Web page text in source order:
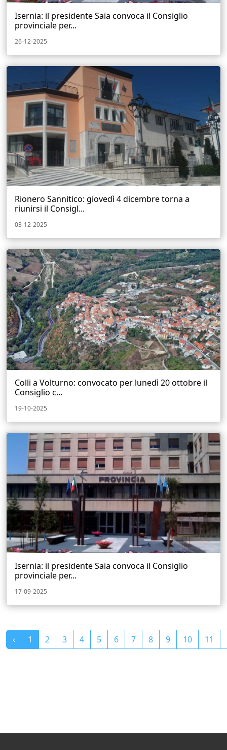
Isernia: il presidente Saia convoca il Consiglio
provinciale per...
26-12-2025
Rionero Sannitico: giovedì 4 dicembre torna a
riunirsi il Consigl...
03-12-2025
Colli a Volturno: convocato per lunedì 20 ottobre il
Consiglio c...
19-10-2025
Isernia: il presidente Saia convoca il Consiglio
provinciale per...
17-09-2025
‹ 1 2 3 4 5 6 7 8 9 10 11